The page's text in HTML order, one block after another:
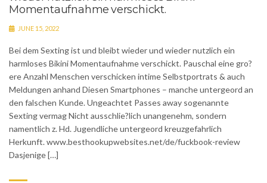
Momentaufnahme verschickt.
JUNE 15, 2022
Bei dem Sexting ist und bleibt wieder und wieder nutzlich ein
harmloses Bikini Momentaufnahme verschickt. Pauschal eine gro?
ere Anzahl Menschen verschicken intime Selbstportrats & auch
Meldungen anhand Diesen Smartphones – manche untergeord an
den falschen Kunde. Ungeachtet Passes away sogenannte
Sexting vermag Nicht ausschlie?lich unangenehm, sondern
namentlich z. Hd. Jugendliche untergeord kreuzgefahrlich
Herkunft. www.besthookupwebsites.net/de/fuckbook-review
Dasjenige […]